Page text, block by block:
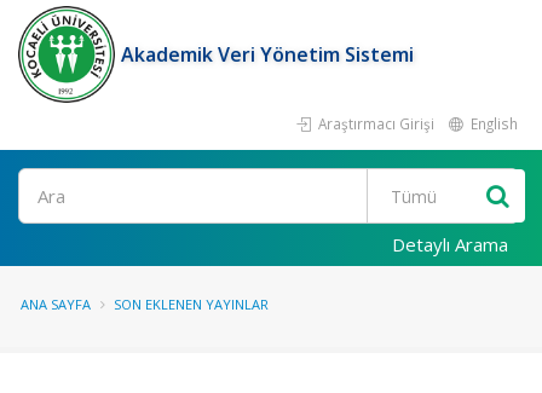
Akademik Veri Yönetim Sistemi
Araştırmacı Girişi English
Ara
Detaylı Arama
ANA SAYFA SON EKLENEN YAYINLAR